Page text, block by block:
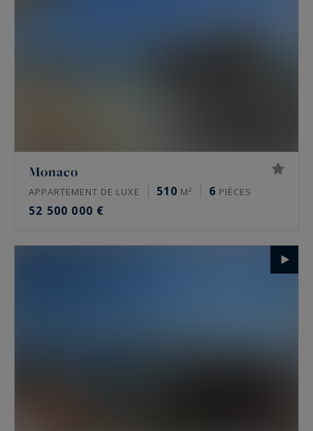
Monaco
APPARTEMENT DE LUXE 510 M² 6 PIÈCES
52 500 000 €